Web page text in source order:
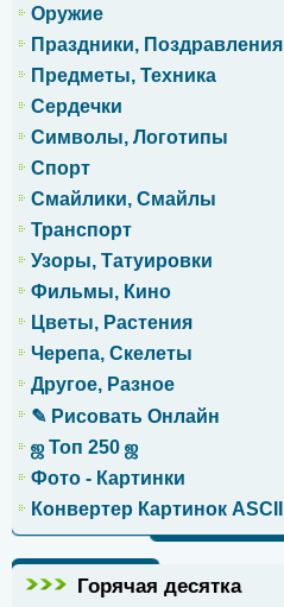
Оружие
Праздники, Поздравления
Предметы, Техника
Сердечки
Символы, Логотипы
Спорт
Смайлики, Смайлы
Транспорт
Узоры, Татуировки
Фильмы, Кино
Цветы, Растения
Черепа, Скелеты
Другое, Разное
✎ Рисовать Онлайн
ஜ Топ 250 ஜ
Фото - Картинки
Конвертер Картинок ASCII
Горячая десятка